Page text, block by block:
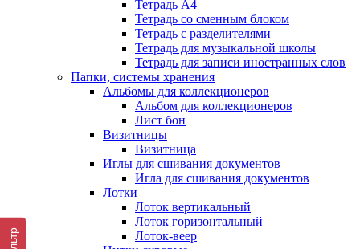
Тетрадь А4
Тетрадь со сменным блоком
Тетрадь с разделителями
Тетрадь для музыкальной школы
Тетрадь для записи иностранных слов
Папки, системы хранения
Альбомы для коллекционеров
Альбом для коллекционеров
Лист бон
Визитницы
Визитница
Иглы для сшивания документов
Игла для сшивания документов
Лотки
Лоток вертикальный
Лоток горизонтальный
Лоток-веер